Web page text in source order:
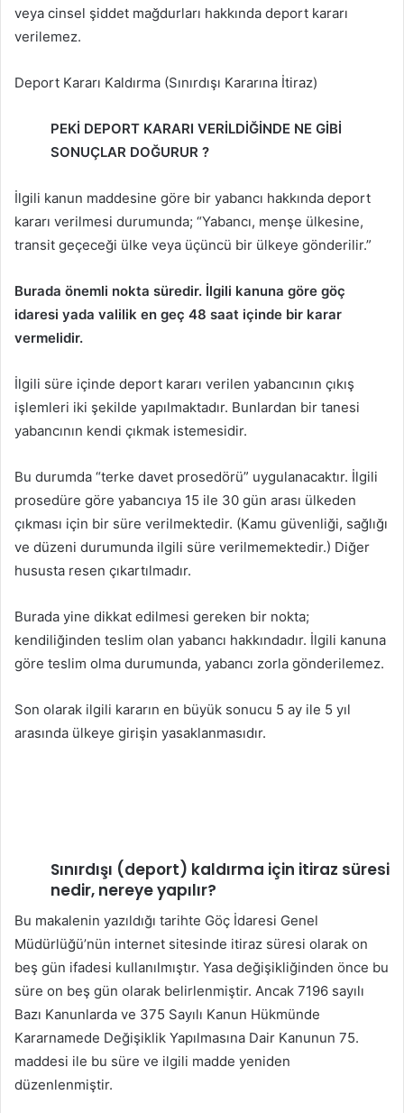
veya cinsel şiddet mağdurları hakkında deport kararı
verilemez.
Deport Kararı Kaldırma (Sınırdışı Kararına İtiraz)
PEKİ DEPORT KARARI VERİLDİĞİNDE NE GİBİ
SONUÇLAR DOĞURUR ?
İlgili kanun maddesine göre bir yabancı hakkında deport
kararı verilmesi durumunda; “Yabancı, menşe ülkesine,
transit geçeceği ülke veya üçüncü bir ülkeye gönderilir.”
Burada önemli nokta süredir. İlgili kanuna göre göç
idaresi yada valilik en geç 48 saat içinde bir karar
vermelidir.
İlgili süre içinde deport kararı verilen yabancının çıkış
işlemleri iki şekilde yapılmaktadır. Bunlardan bir tanesi
yabancının kendi çıkmak istemesidir.
Bu durumda “terke davet prosedörü” uygulanacaktır. İlgili
prosedüre göre yabancıya 15 ile 30 gün arası ülkeden
çıkması için bir süre verilmektedir. (Kamu güvenliği, sağlığı
ve düzeni durumunda ilgili süre verilmemektedir.) Diğer
hususta resen çıkartılmadır.
Burada yine dikkat edilmesi gereken bir nokta;
kendiliğinden teslim olan yabancı hakkındadır. İlgili kanuna
göre teslim olma durumunda, yabancı zorla gönderilemez.
Son olarak ilgili kararın en büyük sonucu 5 ay ile 5 yıl
arasında ülkeye girişin yasaklanmasıdır.
Sınırdışı (deport) kaldırma için itiraz süresi
nedir, nereye yapılır?
Bu makalenin yazıldığı tarihte Göç İdaresi Genel
Müdürlüğü’nün internet sitesinde itiraz süresi olarak on
beş gün ifadesi kullanılmıştır. Yasa değişikliğinden önce bu
süre on beş gün olarak belirlenmiştir. Ancak 7196 sayılı
Bazı Kanunlarda ve 375 Sayılı Kanun Hükmünde
Kararnamede Değişiklik Yapılmasına Dair Kanunun 75.
maddesi ile bu süre ve ilgili madde yeniden
düzenlenmiştir.